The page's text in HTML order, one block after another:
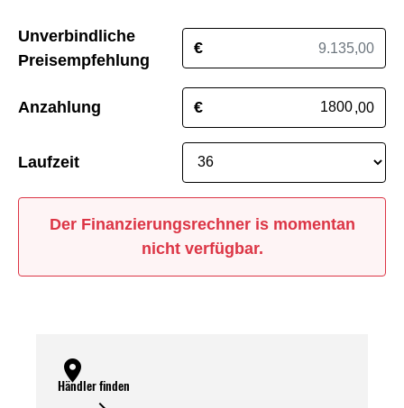
Unverbindliche
Preisempfehlung
€
Anzahlung € ,00
Laufzeit
Der Finanzierungsrechner is momentan
nicht verfügbar.
Händler finden